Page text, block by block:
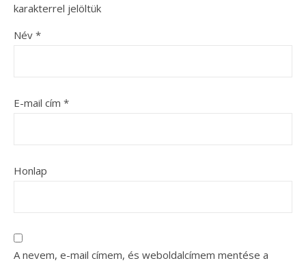
karakterrel jelöltük
Név *
E-mail cím *
Honlap
A nevem, e-mail címem, és weboldalcímem mentése a